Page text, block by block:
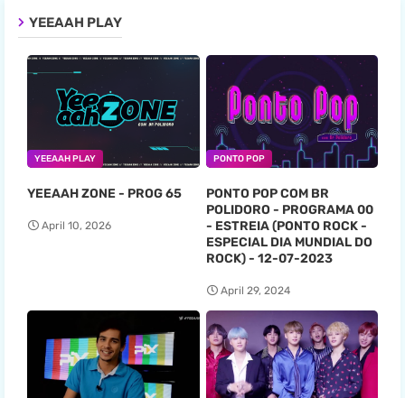
YEEAAH PLAY
YEEAAH PLAY
YEEAAH ZONE - PROG 65
April 10, 2026
PONTO POP
PONTO POP COM BR
POLIDORO - PROGRAMA 00
- ESTREIA (PONTO ROCK -
ESPECIAL DIA MUNDIAL DO
ROCK) - 12-07-2023
April 29, 2024